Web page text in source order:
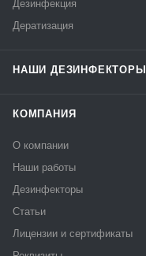
Дезинфекция
Дератизация
НАШИ ДЕЗИНФЕКТОРЫ
КОМПАНИЯ
О компании
Наши работы
Дезинфекторы
Статьи
Лицензии и сертификаты